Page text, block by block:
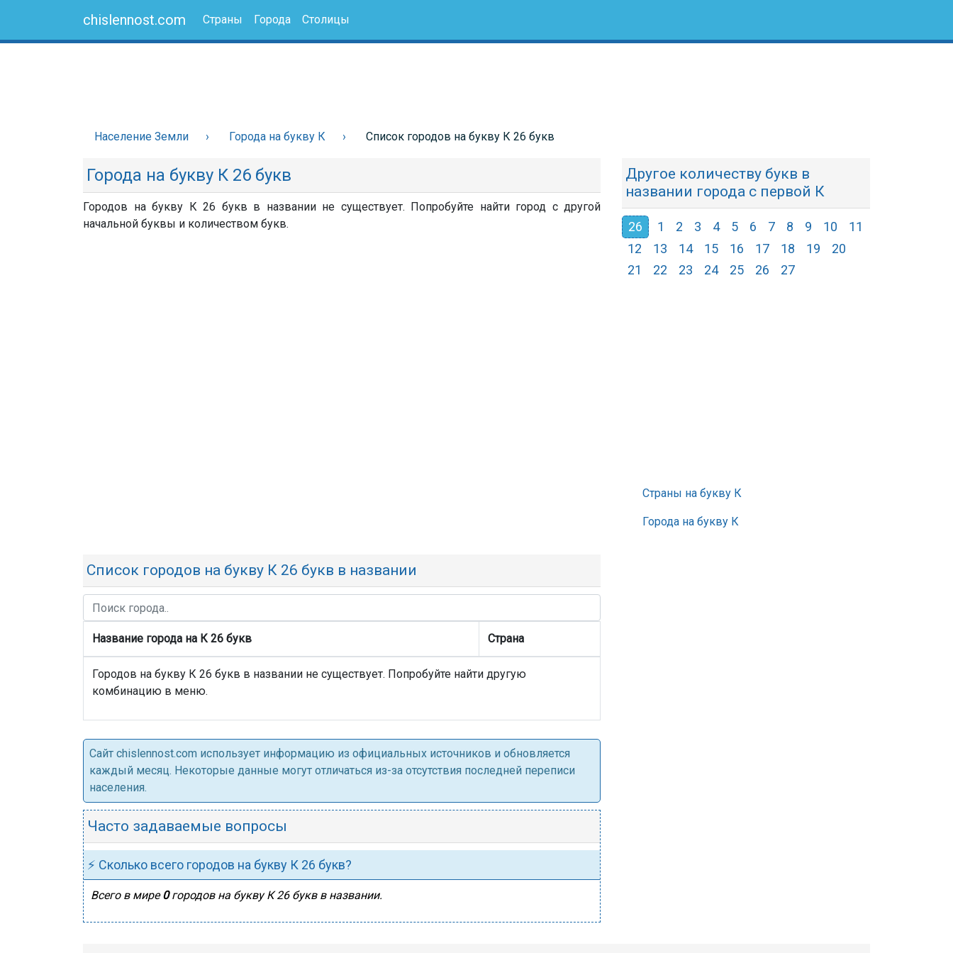
chislennost.com Страны Города Столицы
Население Земли Города на букву К Список городов на букву К 26 букв
Города на букву К 26 букв
Городов на букву К 26 букв в названии не существует. Попробуйте найти город с другой
начальной буквы и количеством букв.
Список городов на букву К 26 букв в названии
Название города на К 26 букв Страна
Городов на букву К 26 букв в названии не существует. Попробуйте найти другую
комбинацию в меню.
Cайт chislennost.com использует информацию из официальных источников и обновляется
каждый месяц. Некоторые данные могут отличаться из-за отсутствия последней переписи
населения.
Часто задаваемые вопросы
⚡ Сколько всего городов на букву К 26 букв?
Всего в мире0городов на букву К 26 букв в названии.
Другое количеству букв в
названии города с первой К
26 1 2 3 4 5 6 7 8 9 10
11
12
13 14 15 16 17 18 19
20
21
22 23 24 25 26 27
Страны на букву К
Города на букву К